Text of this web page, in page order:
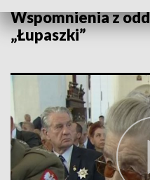
Wspomnienia z
„Łupaszki”